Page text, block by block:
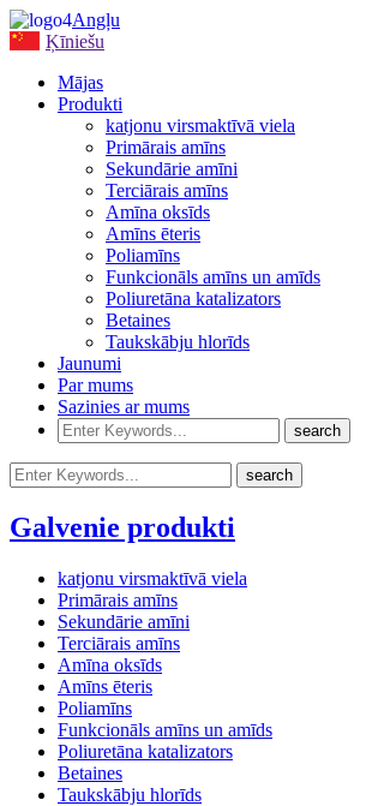
Angļu
Ķīniešu
Mājas
Produkti
katjonu virsmaktīvā viela
Primārais amīns
Sekundārie amīni
Terciārais amīns
Amīna oksīds
Amīns ēteris
Poliamīns
Funkcionāls amīns un amīds
Poliuretāna katalizators
Betaines
Taukskābju hlorīds
Jaunumi
Par mums
Sazinies ar mums
Galvenie produkti
katjonu virsmaktīvā viela
Primārais amīns
Sekundārie amīni
Terciārais amīns
Amīna oksīds
Amīns ēteris
Poliamīns
Funkcionāls amīns un amīds
Poliuretāna katalizators
Betaines
Taukskābju hlorīds